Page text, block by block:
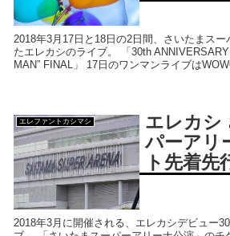
2018年3月17日と18日の2日間、さいたまス
たエレカシのライブ。 「30th
MAN” FINAL」 17日のワンマンライブは
エレファントカシマシ
エレカシ
パーアリ
ト先着先
2018年3月に開催される、エレカシデビュー